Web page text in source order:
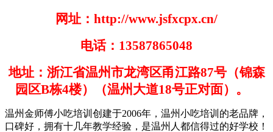
网址： http://www.jsfxcpx.cn/
电话： 13587865048
地址：浙江省温州市龙湾区甬江路87号（锦森
园区B栋4楼）（温州大道18号正对面）。
温州金师傅小吃培训创建于2006年，温州小吃培训的老品牌，
口碑好，拥有十几年教学经验，是温州人都信得过的好学校！